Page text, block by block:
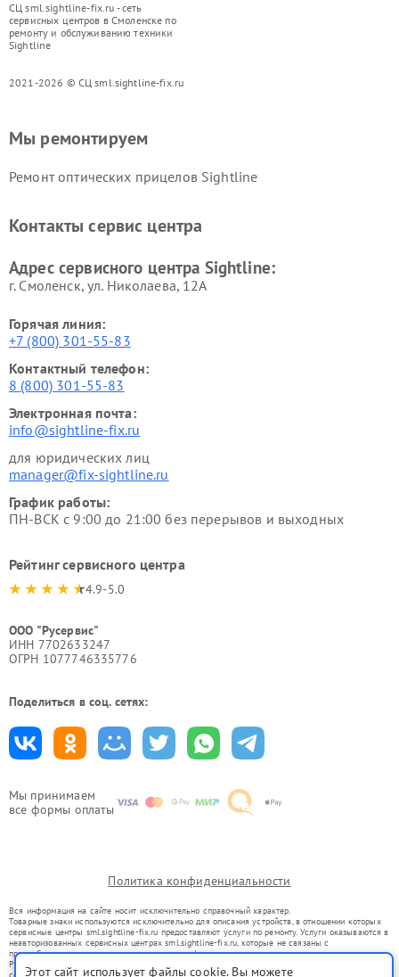
СЦ sml.sightline-fix.ru - сеть
сервисных центров в Смоленске по
ремонту и обслуживанию техники
Sightline
2021-2026 © СЦ sml.sightline-fix.ru
Мы принимаем
все формы оплаты
Мы ремонтируем
Ремонт оптических прицелов Sightline
Контакты сервис центра
Адрес сервисного центра Sightline:
г. Смоленск, ул. Николаева, 12А
Горячая линия:
+7 (800) 301-55-83
Контактный телефон:
8 (800) 301-55-83
Электронная почта:
info@sightline-fix.ru
для юридических лиц
manager@fix-sightline.ru
График работы:
ПН-ВСК с 9:00 до 21:00 без перерывов и выходных
Рейтинг сервисного центра
4.9-5.0
ООО "Русервис"
ИНН 7702633247
ОГРН 1077746335776
Поделиться в соц. сетях:
Политика конфиденциальности
Вся информация на сайте носит исключительно справочный характер.
Товарные знаки используются исключительно для описания устройств, в отношении которых
сервисные центры sml.sightline-fix.ru предоставляют услуги по ремонту. Услуги оказываются в
неавторизованных сервисных центрах sml.sightline-fix.ru, которые не связаны с
правообладателями товарных знаков или их официальными представителями.
Ремонт осуществляется для устройств, уже введенных в гражданский оборот в соответствии
Этот сайт использует файлы cookie. Вы можете